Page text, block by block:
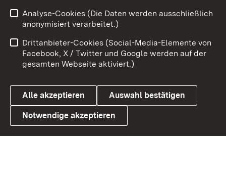
Link zum Landesportal
Impressum
Kontakt
Barrierefreiheit
Datenschutz
Cookies
Analyse-Cookies (Die Daten werden ausschließlich
anonymisiert verarbeitet.)
Drittanbieter-Cookies (Social-Media-Elemente von
Facebook, X / Twitter und Google werden auf der
gesamten Webseite aktiviert.)
Alle akzeptieren Auswahl bestätigen
Notwendige akzeptieren